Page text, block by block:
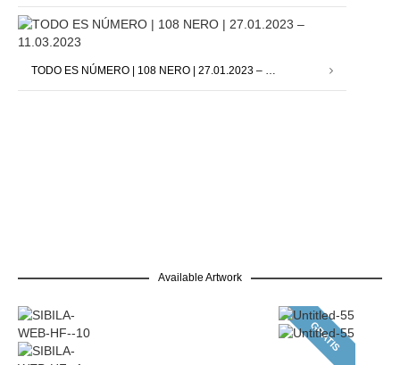
TODO ES NÚMERO | 108 NERO | 27.01.2023 – 11.03.2023
Available Artwork
GRATIS